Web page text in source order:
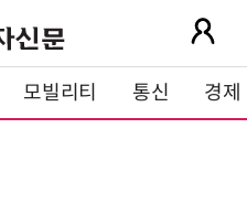
모빌리티 통신 경제